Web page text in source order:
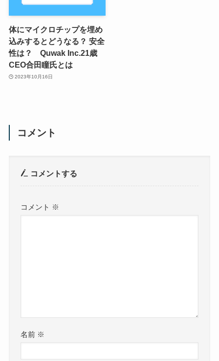
体にマイクロチップを埋め
込みするとどうなる？ 安全
性は？ Quwak Inc.21歳
CEO合田瞳氏とは
2023年10月16日
コメント
コメントする
コメント ※
名前 ※